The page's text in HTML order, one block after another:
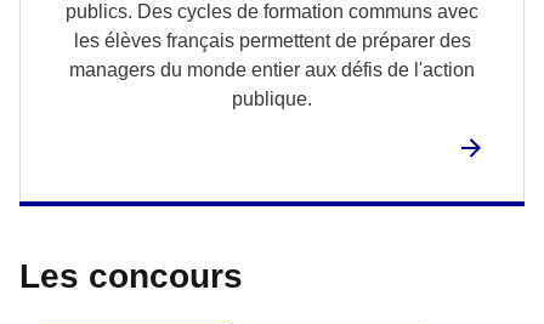
publics. Des cycles de formation communs avec
les élèves français permettent de préparer des
managers du monde entier aux défis de l'action
publique.
Les concours